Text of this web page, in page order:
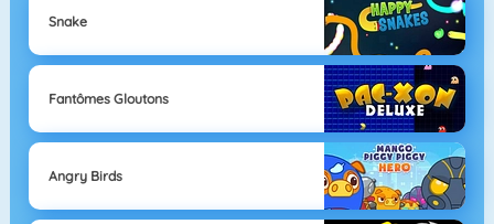
Snake
Fantômes Gloutons
Angry Birds